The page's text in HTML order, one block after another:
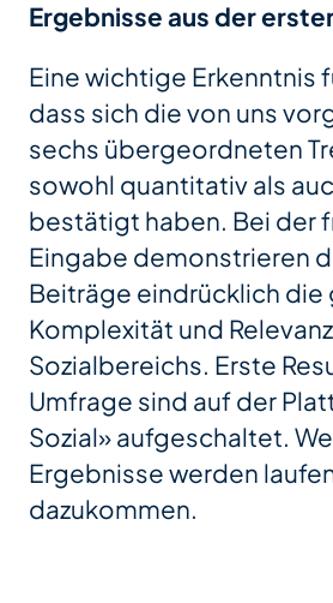
Ergebnisse aus der
Eine wichtige Erkenntnis
dass sich die von uns
sechs übergeordneten
sowohl quantitativ als
bestätigt haben. Bei der
Eingabe demonstrieren
Beiträge eindrücklich die
Komplexität und
Sozialbereichs. Erste
Umfrage sind auf der
Sozial» aufgeschaltet.
Ergebnisse werden
dazukommen.